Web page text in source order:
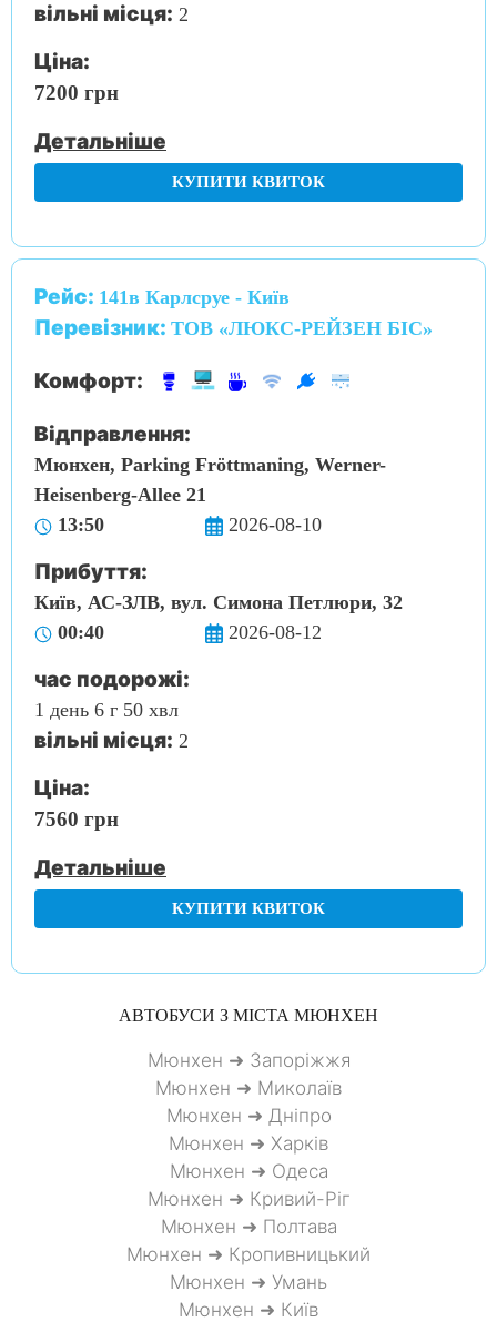
вільні місця: 2
Ціна:
7200 грн
Детальніше
КУПИТИ КВИТОК
Рейс: 141в Карлсруе - Київ
Перевізник: ТОВ «ЛЮКС-РЕЙЗЕН БІС»
Комфорт:
Відправлення:
Мюнхен, Parking Fröttmaning, Werner-
Heisenberg-Allee 21
13:50
2026-08-10
Прибуття:
Київ, АС-ЗЛВ, вул. Симона Петлюри, 32
00:40
2026-08-12
час подорожі:
1 день 6 г 50 хвл
вільні місця: 2
Ціна:
7560 грн
Детальніше
КУПИТИ КВИТОК
АВТОБУСИ З МІСТА МЮНХЕН
Мюнхен ➜ Запоріжжя
Мюнхен ➜ Миколаїв
Мюнхен ➜ Дніпро
Мюнхен ➜ Харків
Мюнхен ➜ Одеса
Мюнхен ➜ Кривий-Ріг
Мюнхен ➜ Полтава
Мюнхен ➜ Кропивницький
Мюнхен ➜ Умань
Мюнхен ➜ Київ